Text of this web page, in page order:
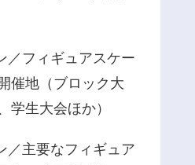
／フィギュアスケー
催地（ブロック大
学生大会ほか）
／主要なフィギュア